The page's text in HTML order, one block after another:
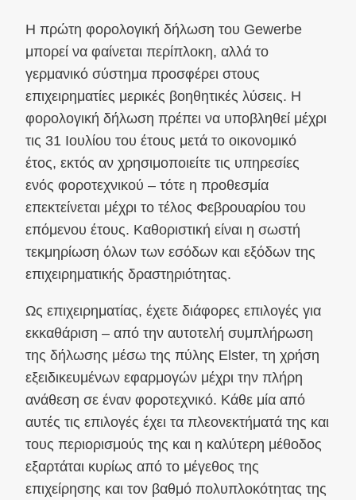
Η πρώτη φορολογική δήλωση του Gewerbe
μπορεί να φαίνεται περίπλοκη, αλλά το
γερμανικό σύστημα προσφέρει στους
επιχειρηματίες μερικές βοηθητικές λύσεις. Η
φορολογική δήλωση πρέπει να υποβληθεί μέχρι
τις 31 Ιουλίου του έτους μετά το οικονομικό
έτος, εκτός αν χρησιμοποιείτε τις υπηρεσίες
ενός φοροτεχνικού – τότε η προθεσμία
επεκτείνεται μέχρι το τέλος Φεβρουαρίου του
επόμενου έτους. Καθοριστική είναι η σωστή
τεκμηρίωση όλων των εσόδων και εξόδων της
επιχειρηματικής δραστηριότητας.
Ως επιχειρηματίας, έχετε διάφορες επιλογές για
εκκαθάριση – από την αυτοτελή συμπλήρωση
της δήλωσης μέσω της πύλης Elster, τη χρήση
εξειδικευμένων εφαρμογών μέχρι την πλήρη
ανάθεση σε έναν φοροτεχνικό. Κάθε μία από
αυτές τις επιλογές έχει τα πλεονεκτήματά της και
τους περιορισμούς της και η καλύτερη μέθοδος
εξαρτάται κυρίως από το μέγεθος της
επιχείρησης και τον βαθμό πολυπλοκότητας της